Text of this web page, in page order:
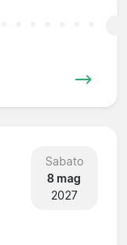
Sabato
8 mag
2027